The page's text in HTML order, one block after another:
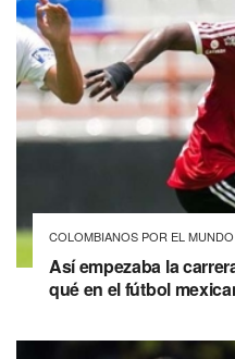
COLOMBIANOS POR EL MUNDO
Así empezaba la
qué en el fútbol